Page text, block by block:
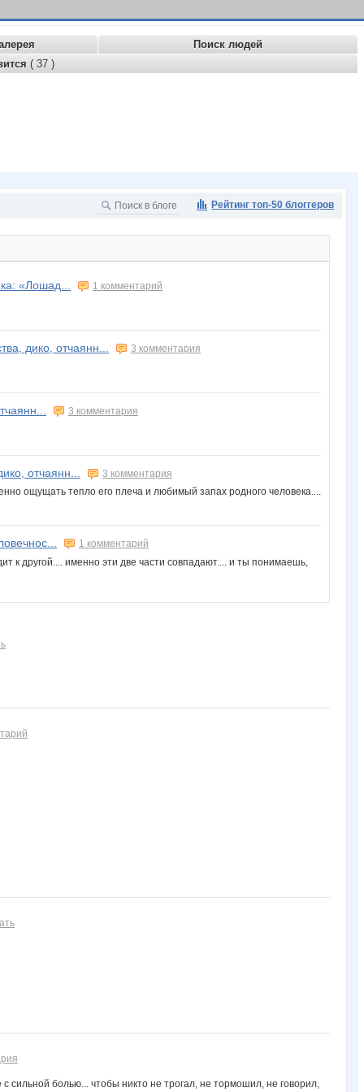
Поиск людей
( 37 )
Рейтинг топ-50 блоггеров
«Лошад...
1 комментарий
дико, отчаянн...
3 комментария
3 комментария
отчаянн...
3 комментария
ощущать тепло его плеча и любимый запах родного человека....
1 комментарий
к другой.... именно эти две части совпадают.... и ты понимаешь,
сильной болью... чтобы никто не трогал, не тормошил, не говорил,